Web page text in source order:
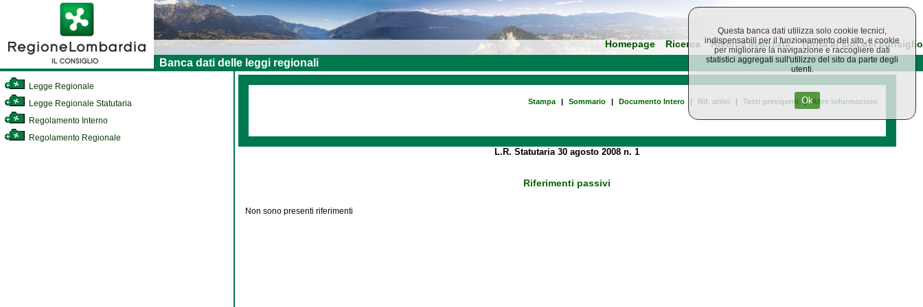
Homepage Ricerca Ricerca avanzata Torna al sito del consiglio
Banca dati delle leggi regionali
Legge Regionale
Legge Regionale Statutaria
Regolamento Interno
Regolamento Regionale
Stampa | Sommario | Documento Intero | Rif. attivi | Testi previgenti | Altre informazioni
L.R. Statutaria 30 agosto 2008 n. 1
Riferimenti passivi
Non sono presenti riferimenti
Questa banca dati utilizza solo cookie tecnici,
indispensabili per il funzionamento del sito, e cookie
per migliorare la navigazione e raccogliere dati
statistici aggregati sull'utilizzo del sito da parte degli
utenti.
Ok